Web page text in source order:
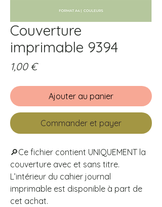
Couverture
imprimable 9394
1,00 €Prix
Ajouter au panier
Commander et payer
🔎Ce fichier contient UNIQUEMENT la
couverture avec et sans titre.
L’intérieur du cahier journal
imprimable est disponible à part de
cet achat.